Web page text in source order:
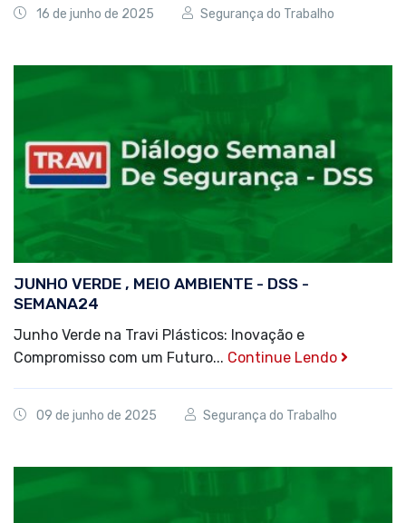
16 de junho de 2025 Segurança do Trabalho
JUNHO VERDE , MEIO AMBIENTE - DSS -
SEMANA24
Junho Verde na Travi Plásticos: Inovação e
Compromisso com um Futuro... Continue Lendo
09 de junho de 2025 Segurança do Trabalho